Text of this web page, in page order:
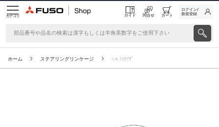
カテゴリ ガイド 問合せ カート
ログイン/
新規登録
ホーム ステアリングリンケージ ｼ-ﾙ,ｲｺﾗｲｻﾞ